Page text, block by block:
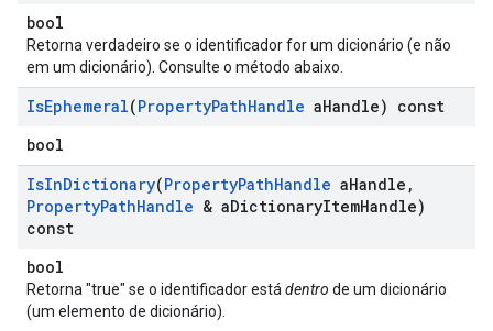
bool
Retorna verdadeiro se o identificador for um dicionário (e não
em um dicionário). Consulte o método abaixo.
IsEphemeral(PropertyPathHandle aHandle) const
bool
IsInDictionary(PropertyPathHandle aHandle ,
PropertyPathHandle & aDictionaryItemHandle)
const
bool
Retorna "true" se o identificador está dentro de um dicionário
(um elemento de dicionário).